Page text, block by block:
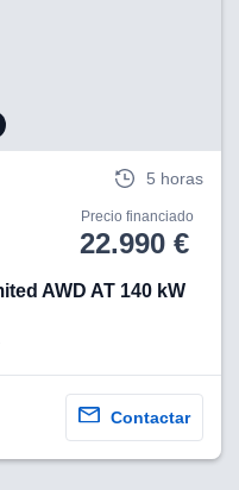
5 horas
Precio financiado
22.990 €
AWD AT 140 kW
Contactar